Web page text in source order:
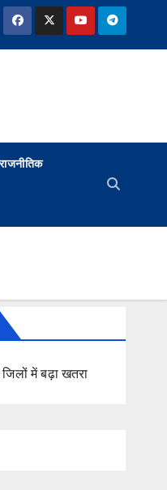
राजनीतिक
में बढ़ा खतरा